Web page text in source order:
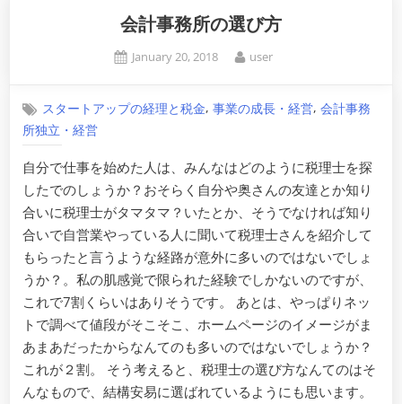
会計事務所の選び方
Posted
January 20, 2018 By
user
スタートアップの経理と税金,事業の成長・経営,会計事務
所独立・経営
自分で仕事を始めた人は、みんなはどのように税理士を探
したでのしょうか？おそらく自分や奥さんの友達とか知り
合いに税理士がタマタマ？いたとか、そうでなければ知り
合いで自営業やっている人に聞いて税理士さんを紹介して
もらったと言うような経路が意外に多いのではないでしょ
うか？。私の肌感覚で限られた経験でしかないのですが、
これで7割くらいはありそうです。 あとは、やっぱりネッ
トで調べて値段がそこそこ、ホームページのイメージがま
あまあだったからなんてのも多いのではないでしょうか？
これが２割。 そう考えると、税理士の選び方なんてのはそ
んなもので、結構安易に選ばれているようにも思います。